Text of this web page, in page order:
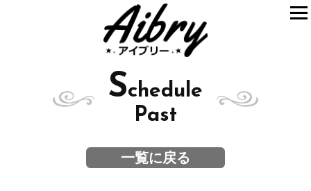
Schedule
Past
一覧に戻る